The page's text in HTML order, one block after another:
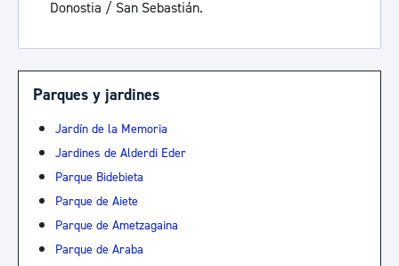
Donostia / San Sebastián.
Parques y jardines
Jardín de la Memoria
Jardines de Alderdi Eder
Parque Bidebieta
Parque de Aiete
Parque de Ametzagaina
Parque de Araba